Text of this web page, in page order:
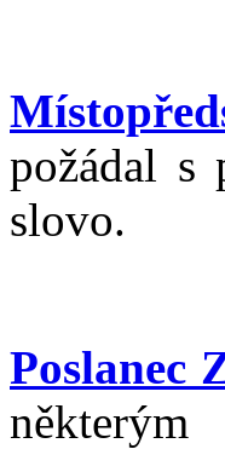
požádal s
slovo.
Poslanec